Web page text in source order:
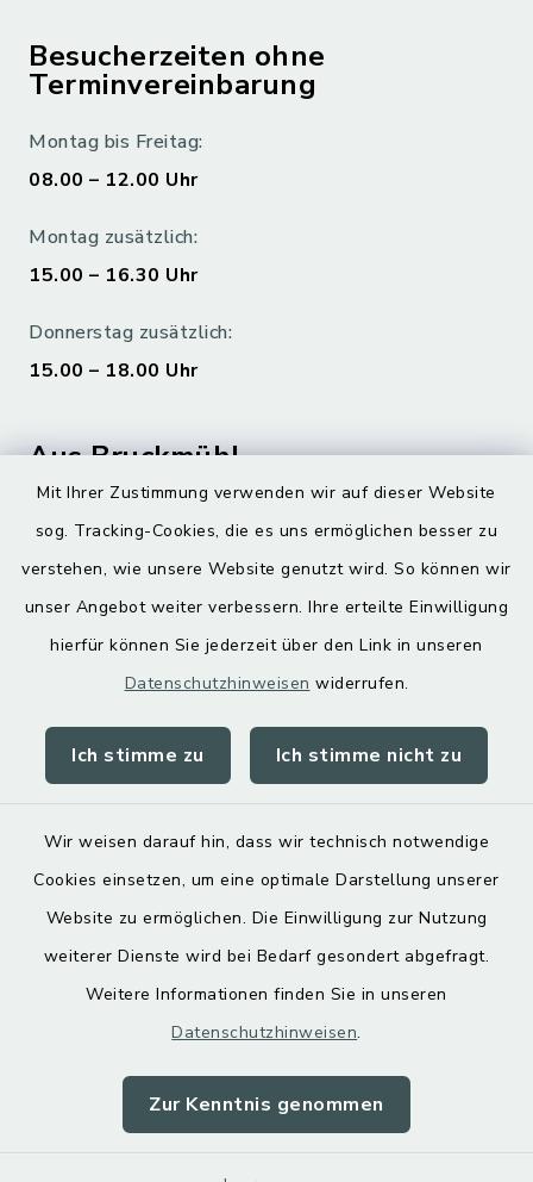
Mit Ihrer Zustimmung verwenden wir auf dieser Website
sog. Tracking-Cookies, die es uns ermöglichen besser zu
verstehen, wie unsere Website genutzt wird. So können wir
unser Angebot weiter verbessern. Ihre erteilte Einwilligung
hierfür können Sie jederzeit über den Link in unseren
Datenschutzhinweisen widerrufen.
Ich stimme zu Ich stimme nicht zu
Wir weisen darauf hin, dass wir technisch notwendige
Cookies einsetzen, um eine optimale Darstellung unserer
Website zu ermöglichen. Die Einwilligung zur Nutzung
weiterer Dienste wird bei Bedarf gesondert abgefragt.
Weitere Informationen finden Sie in unseren
Datenschutzhinweisen.
Zur Kenntnis genommen
Besucherzeiten ohne
Terminvereinbarung
Montag bis Freitag:
08.00 – 12.00 Uhr
Montag zusätzlich:
15.00 – 16.30 Uhr
Donnerstag zusätzlich:
15.00 – 18.00 Uhr
Aus Bruckmühl
Digitaler Ortsplan
Kontakt
Datenschutz
Impressum
Sitemap
Cookie-Einstellungen